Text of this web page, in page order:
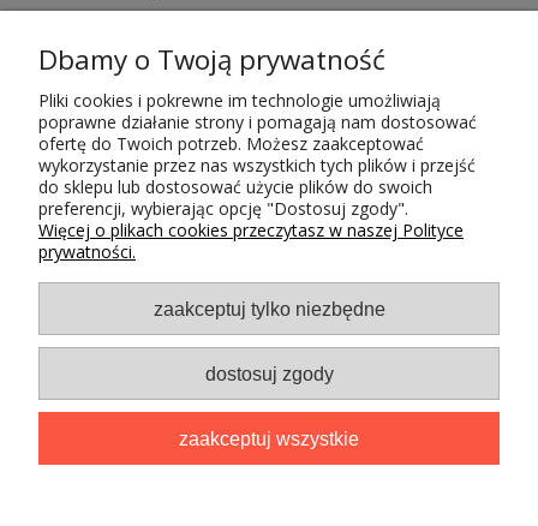
Płatności i dostawa
Projekt i wdrożenieINTLE. © kubaradewocjonalia.pl 2026
Dbamy o Twoją prywatność
Pliki cookies i pokrewne im technologie umożliwiają
poprawne działanie strony i pomagają nam dostosować
ofertę do Twoich potrzeb. Możesz zaakceptować
wykorzystanie przez nas wszystkich tych plików i przejść
do sklepu lub dostosować użycie plików do swoich
preferencji, wybierając opcję "Dostosuj zgody".
Więcej o plikach cookies przeczytasz w naszej Polityce
prywatności.
zaakceptuj tylko niezbędne
dostosuj zgody
zaakceptuj wszystkie